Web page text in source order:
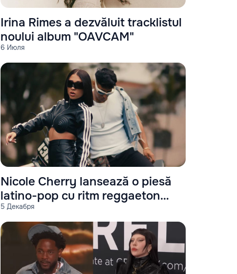
6 Июля
Irina Rimes a dezvăluit tracklistul
noului album "OAVCAM"
5 Декабря
Nicole Cherry lansează o piesă
latino-pop cu ritm reggaeton
intitulată "Melo"